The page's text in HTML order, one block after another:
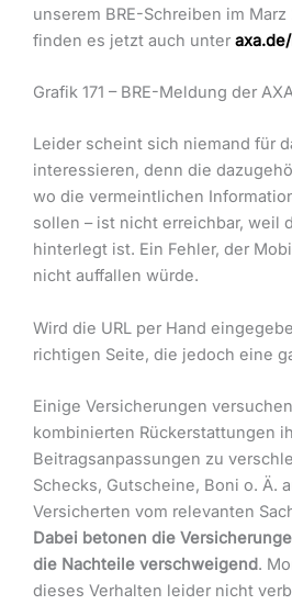
unserem BRE-Schreiben im Marz
finden es jetzt auch unter
Grafik 171 – BRE-Meldung der
Leider scheint sich niemand für
interessieren, denn die
wo die vermeintlichen
sollen – ist nicht erreichbar, weil
hinterlegt ist. Ein Fehler, der
nicht auffallen würde.
Wird die URL per Hand
richtigen Seite, die jedoch eine
Einige Versicherungen
kombinierten Rückerstattungen
Beitragsanpassungen zu
Schecks, Gutscheine, Boni o. Ä.
Versicherten vom relevanten
Dabei betonen die
die Nachteile verschweigend.
dieses Verhalten leider nicht